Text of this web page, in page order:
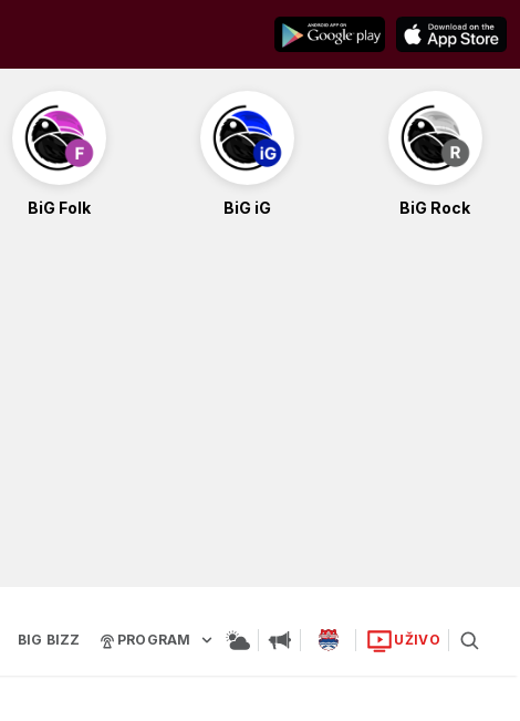
BiG Folk BiG iG BiG Rock
BIG BIZZ PROGRAM UŽIVO